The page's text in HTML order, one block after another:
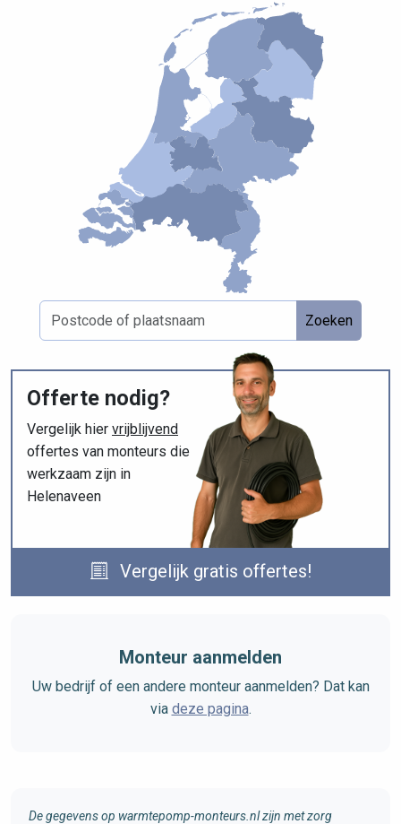
Zoeken
Offerte nodig?
Vergelijk hier vrijblijvend
offertes van monteurs die
werkzaam zijn in
Helenaveen
Vergelijk gratis offertes!
Monteur aanmelden
Uw bedrijf of een andere monteur aanmelden? Dat kan
via deze pagina.
De gegevens op warmtepomp-monteurs.nl zijn met zorg